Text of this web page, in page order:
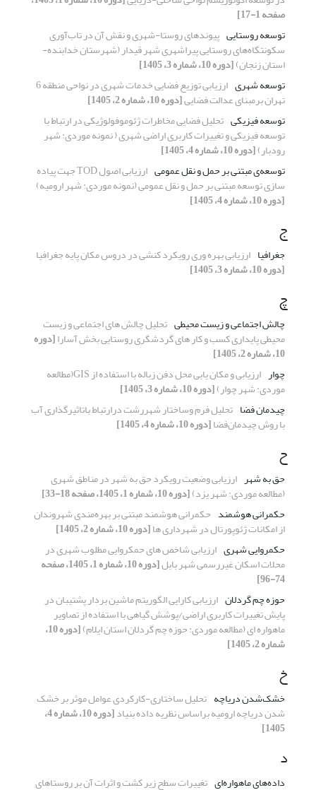
صفحه 1-17]
توسعه روستایی پیوندهای روستا-شهری و نقش آن در تاب‌آوری
سکونتگاه‌های روستایی پیراشهری شهر قیدار (شهرستان خدابنده-
استان زنجان)[دوره 10، شماره 3، 1405]
توسعه شهری
ارزیابی توزیع فضایی خدمات شهری در نواحی منطقه 6
تهران برمبنای عدالت فضایی[دوره 10، شماره 2، 1405]
توسعه فیزیکی تحلیل فضایی مخاطرات ژئوموفولوژیکی در ارتباط با
توسعه فیزیکی و تغییرات کاربری اراضی شهری ( نمونه موردی: شهر
رودبار)[دوره 10، شماره 4، 1405]
توسعه‌ی مبتنی بر حمل و نقل عمومی
ارزیابی اصول TOD جهت پیاده
سازی توسعه مبتنی بر حمل و نقل عمومی (نمونه موردی: شهر ارومیه)
[دوره 10، شماره 4، 1405]
ج
جغرافیا ارزیابی بهره وری رویکرد کنشی در دروس مکان پایه جغرافیا
[دوره 10، شماره 3، 1405]
چ
چالش اجتماعی و زیست محیطی تحلیل چالش های اجتماعی و زیست
محیطی پایداری کسب و کار های گردشگری روستایی بخش آسارا[دوره
10، شماره 2، 1405]
چوار
ارزیابی و مکان یابی محل دفن زباله با استفاده از GIS(مطالعه
موردی: شهر چوار)[دوره 10، شماره 3، 1405]
چیدمان فضا تحلیل فرم وساختار شهررشت درارتباط باتاثیرگذاری آب
با روش چیدمان‌فضا[دوره 10، شماره 4، 1405]
ح
حق به شهر ارزیابی وضعیت رویکرد حق به شهر در مناطق شهری
(مطالعه موردی: شهر یزد)[دوره 10، شماره 1، 1405، صفحه 18-33]
حکمرانی هوشمند حکمرانی هوشمند مبتنی بر بهره‌مندی شهروندان
از امکانات ژئوپورتال در شهرداری ها[دوره 10، شماره 2، 1405]
حکمروایی شهری ارزیابی شاخص های حمکروایی مطلوب شهری در
محلات اسکان غیررسمی شهر بابل [دوره 10، شماره 1، 1405، صفحه
74-96]
حوزه چم گردلان ارزیابی کارایی الگوریتم ماشین بردار پشتیبان در
پایش تغییرات کاربری اراضی/پوشش گیاهی با استفاده از تصاویر
ماهواره ای (مطالعه موردی: حوزه چم گردلان استان ایلام) [دوره 10،
شماره 2، 1405]
خ
خشک‌شدن دریاچه تحلیل ساختاری-کارکردی عوامل موثر بر خشک
شدن دریاچه ارومیه براساس نظریه داده بنیاد [دوره 10، شماره 4،
1405]
د
داده‌های ماهواره‌ای تغییرات سطح زیر کشت و اثرات آن بر روستاهای